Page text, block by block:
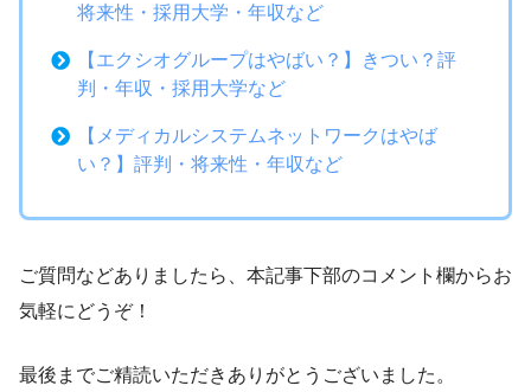
将来性・採用大学・年収など
【エクシオグループはやばい？】きつい？評
判・年収・採用大学など
【メディカルシステムネットワークはやば
い？】評判・将来性・年収など
ご質問などありましたら、本記事下部のコメント欄からお
気軽にどうぞ！
最後までご精読いただきありがとうございました。